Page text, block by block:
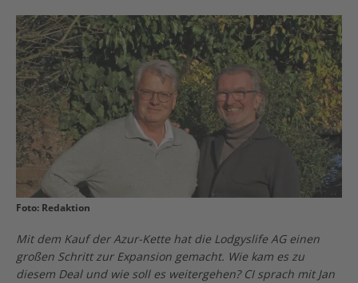
Foto: Redaktion
Mit dem Kauf der Azur-Kette hat die Lodgyslife AG einen
großen Schritt zur Expansion gemacht. Wie kam es zu
diesem Deal und wie soll es weitergehen? CI sprach mit Jan